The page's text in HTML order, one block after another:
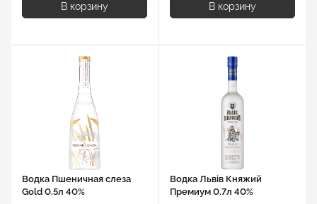
В корзину В корзину
Водка Пшеничная слеза
Gold 0.5л 40%
Водка Львів Княжий
Премиум 0.7л 40%